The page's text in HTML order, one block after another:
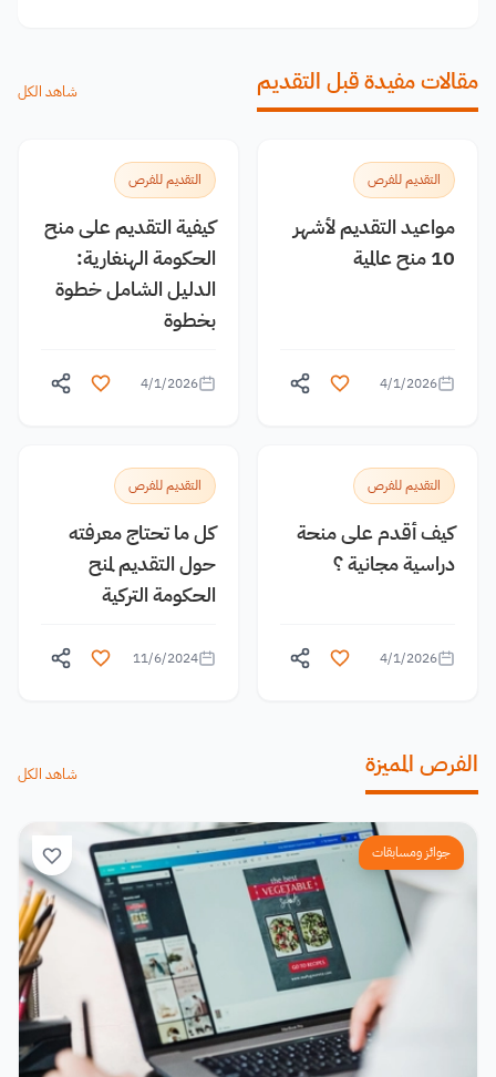
مقالات مفيدة قبل التقديم شاهد الكل
التقديم للفرص
مواعيد التقديم لأشهر
10 منح عالمية
4/1/2026
التقديم للفرص
كيفية التقديم على منح
الحكومة الهنغارية:
الدليل الشامل خطوة
بخطوة
4/1/2026
التقديم للفرص
كيف أقدم على منحة
دراسية مجانية ؟
4/1/2026
التقديم للفرص
كل ما تحتاج معرفته
حول التقديم لمنح
الحكومة التركية
11/6/2024
الفرص المميزة شاهد الكل
جوائز ومسابقات